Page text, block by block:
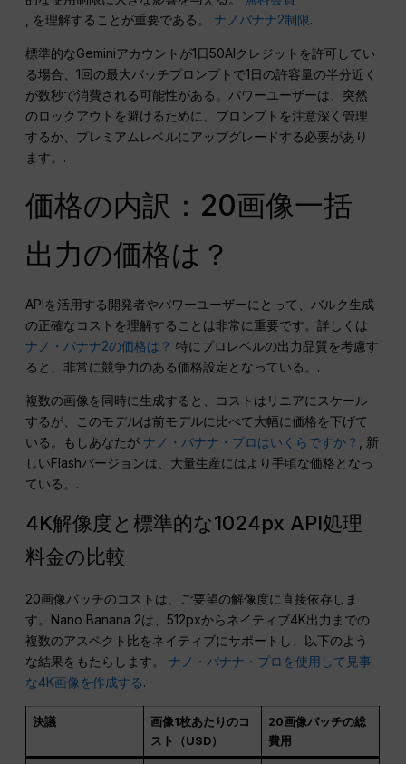
, を理解することが重要である。ナノバナナ2制限.
標準的なGeminiアカウントが1日50AIクレジットを許可してい
る場合、1回の最大バッチプロンプトで1日の許容量の半分近く
が数秒で消費される可能性がある。パワーユーザーは、突然
のロックアウトを避けるために、プロンプトを注意深く管理
するか、プレミアムレベルにアップグレードする必要があり
ます。.
価格の内訳：20画像一括
出力の価格は？
APIを活用する開発者やパワーユーザーにとって、バルク生成
の正確なコストを理解することは非常に重要です。詳しくは
ナノ・バナナ2の価格は？ 特にプロレベルの出力品質を考慮す
ると、非常に競争力のある価格設定となっている。.
複数の画像を同時に生成すると、コストはリニアにスケール
するが、このモデルは前モデルに比べて大幅に価格を下げて
いる。もしあなたがナノ・バナナ・プロはいくらですか？
, 新
しいFlashバージョンは、大量生産にはより手頃な価格となっ
ている。.
4K解像度と標準的な1024px API処理
料金の比較
20画像バッチのコストは、ご要望の解像度に直接依存しま
す。Nano Banana 2は、512pxからネイティブ4K出力までの
複数のアスペクト比をネイティブにサポートし、以下のよう
な結果をもたらします。ナノ・バナナ・プロを使用して見事
な4K画像を作成する.
決議
画像1枚あたりのコ
スト（USD）
20画像バッチの総
費用